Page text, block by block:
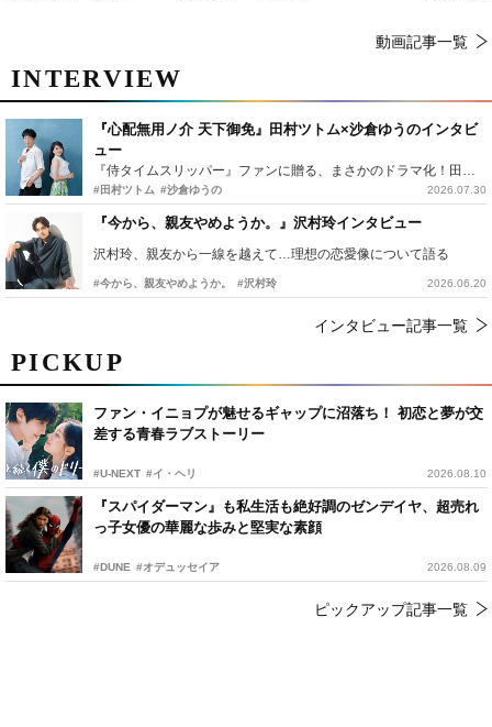
PICKUP
ファン・イニョプが魅せるギャップに沼落ち！ 初恋と夢が交
差する青春ラブストーリー
#U-NEXT #イ・ヘリ 2026.08.10
『スパイダーマン』も私生活も絶好調のゼンデイヤ、超売れ
っ子女優の華麗な歩みと堅実な素顔
#DUNE #オデュッセイア 2026.08.09
ピックアップ記事一覧
動画記事一覧
INTERVIEW
『心配無用ノ介 天下御免』田村ツトム×沙倉ゆうのインタビ
ュー
『侍タイムスリッパー』ファンに贈る、まさかのドラマ化！田村ツトム×沙倉ゆうのが語る『心配無用ノ介』撮影秘話
#田村ツトム #沙倉ゆうの 2026.07.30
『今から、親友やめようか。』沢村玲インタビュー
沢村玲、親友から一線を越えて…理想の恋愛像について語る
#今から、親友やめようか。 #沢村玲 2026.06.20
インタビュー記事一覧